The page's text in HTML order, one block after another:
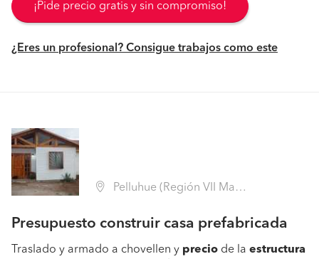
¡Pide precio gratis y sin compromiso!
¿Eres un profesional? Consigue trabajos como este
Pelluhue (Región VII Maule - Cauquenes)
Presupuesto construir casa prefabricada
Traslado y armado a chovellen y precio de la estructura